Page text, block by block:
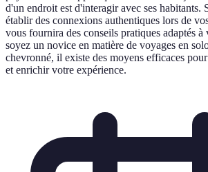
d'un endroit est d'interagir avec ses habitants.
établir des connexions authentiques lors de
vous fournira des conseils pratiques adaptés
soyez un novice en matière de voyages en
chevronné, il existe des moyens efficaces
et enrichir votre expérience.